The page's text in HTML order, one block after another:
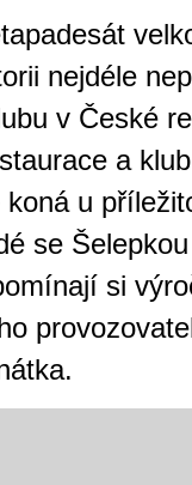
nejdéle
v České
a
u
se
si
Brno je
zajímavé
restaurace,
kde si
V
nabídku her
pravidelné